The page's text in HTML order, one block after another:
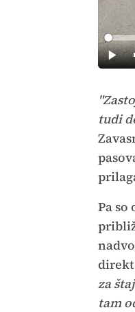
0%
tudi
Pa
za
tam